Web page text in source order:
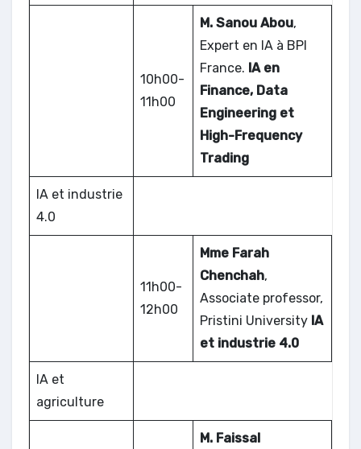
10h00-
11h00
M. Sanou Abou,
Expert en IA à BPI
France. IA en
Finance, Data
Engineering et
High-Frequency
Trading
IA et industrie
4.0
11h00-
12h00
Mme Farah
Chenchah,
Associate professor,
Pristini University IA
et industrie 4.0
IA et
agriculture
M. Faissal